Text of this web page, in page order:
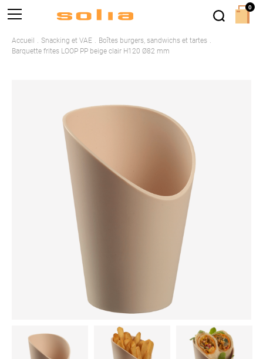
Accueil Snacking et VAE
Boîtes burgers, sandwichs et tartes
Barquette frites LOOP PP beige clair H120 Ø82 mm
0